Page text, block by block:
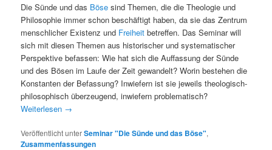
Die Sünde und das Böse sind Themen, die die Theologie und
Philosophie immer schon beschäftigt haben, da sie das Zentrum
menschlicher Existenz und Freiheit betreffen. Das Seminar will
sich mit diesen Themen aus historischer und systematischer
Perspektive befassen: Wie hat sich die Auffassung der Sünde
und des Bösen im Laufe der Zeit gewandelt? Worin bestehen die
Konstanten der Befassung? Inwiefern ist sie jeweils theologisch-
philosophisch überzeugend, inwiefern problematisch?
Weiterlesen →
Veröffentlicht unterSeminar "Die Sünde und das Böse",
Zusammenfassungen